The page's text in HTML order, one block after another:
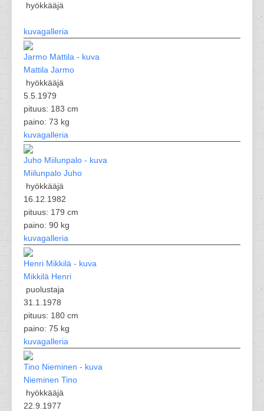
hyökkääjä
kuvagalleria
Mattila Jarmo
hyökkääjä
5.5.1979
pituus: 183 cm
paino: 73 kg
kuvagalleria
Miilunpalo Juho
hyökkääjä
16.12.1982
pituus: 179 cm
paino: 90 kg
kuvagalleria
Mikkilä Henri
puolustaja
31.1.1978
pituus: 180 cm
paino: 75 kg
kuvagalleria
Nieminen Tino
hyökkääjä
22.9.1977